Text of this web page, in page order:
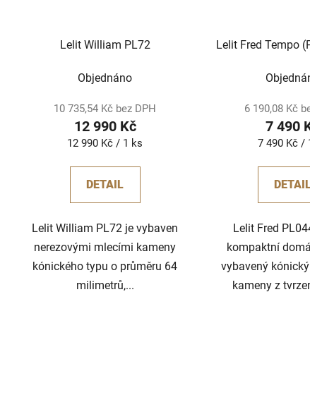
Lelit William PL72
Objednáno
10 735,54 Kč bez DPH
12 990 Kč
Měrná
12 990 Kč / 1 ks
DETAIL
Lelit William PL72 je vybaven
nerezovými mlecími kameny
kónického typu o průměru 64
milimetrů,...
Lelit Fred Tempo
6 190,08 Kč
7 490
Měrná
7 490 Kč /
Lelit Fred
kompaktní
vybavený
kameny z